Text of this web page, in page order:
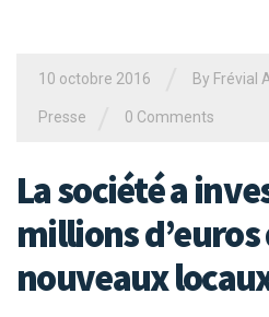
10 octobre 2016 By Frévial
Presse 0 Comments
La société a
millions d’euros
nouveaux